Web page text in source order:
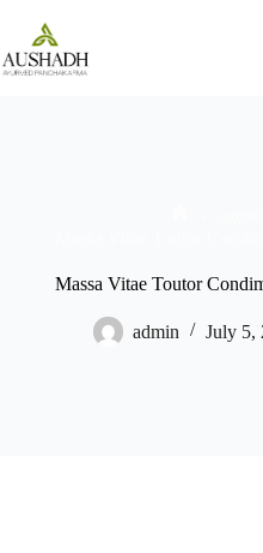
content
Massa Vitae Toutor
admin July 5,